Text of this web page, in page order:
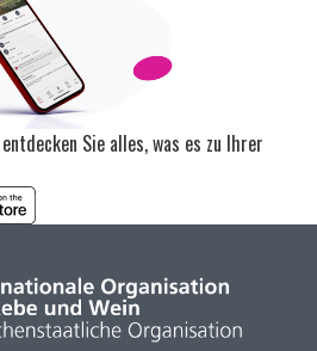
Sie alles, was es zu Ihrer